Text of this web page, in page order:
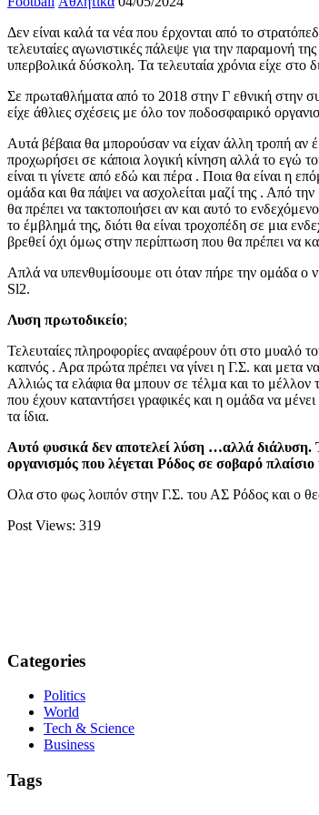
Δεν είναι καλά τα νέα που έρχονται από το
τελευταίες αγωνιστικές πάλεψε για την παραμονή
υπερβολικά δύσκολη. Τα τελευταία χρόνια είχε στο
Σε πρωταθλήματα από το 2018 στην Γ εθνική στην
είχε άθλιες σχέσεις με όλο τον ποδοσφαιρικό
Αυτά βέβαια θα μπορούσαν να είχαν άλλη τροπή αν
προχωρήσει σε κάποια λογική κίνηση αλλά το εγώ
είναι τι γίνετε από εδώ και πέρα . Ποια θα είναι η
ομάδα και θα πάψει να ασχολείται μαζί της . Από
θα πρέπει να τακτοποιήσει αν και αυτό το
το έμβλημά της, διότι θα είναι τροχοπέδη σε μια
βρεθεί όχι όμως στην περίπτωση που θα πρέπει να
Απλά να υπενθυμίσουμε οτι όταν πήρε την ομάδα
Sl2.
Λυση πρωτοδικείο;
Τελευταίες πληροφορίες αναφέρουν ότι στο μυαλό
καπνός . Αρα πρώτα πρέπει να γίνει η Γ.Σ. και μετα
Αλλιώς τα ελάφια θα μπουν σε τέλμα και το μέλλον
που έχουν καταντήσει γραφικές και η ομάδα να
τα ίδια.
Αυτό φυσικά δεν αποτελεί λύση …αλλά διάλυση.
οργανισμός που λέγεται Ρόδος σε σοβαρό
Ολα στο φως λοιπόν στην Γ.Σ. του ΑΣ Ρόδος και ο
Post Views: 319
Categories
Politics
World
Tech & Science
Business
Tags